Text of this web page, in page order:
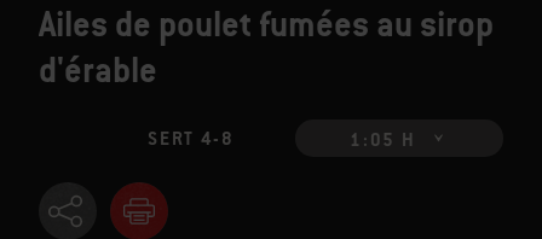
Ailes de poulet fumées au sirop
d'érable
SERT 4-8 1:05 H